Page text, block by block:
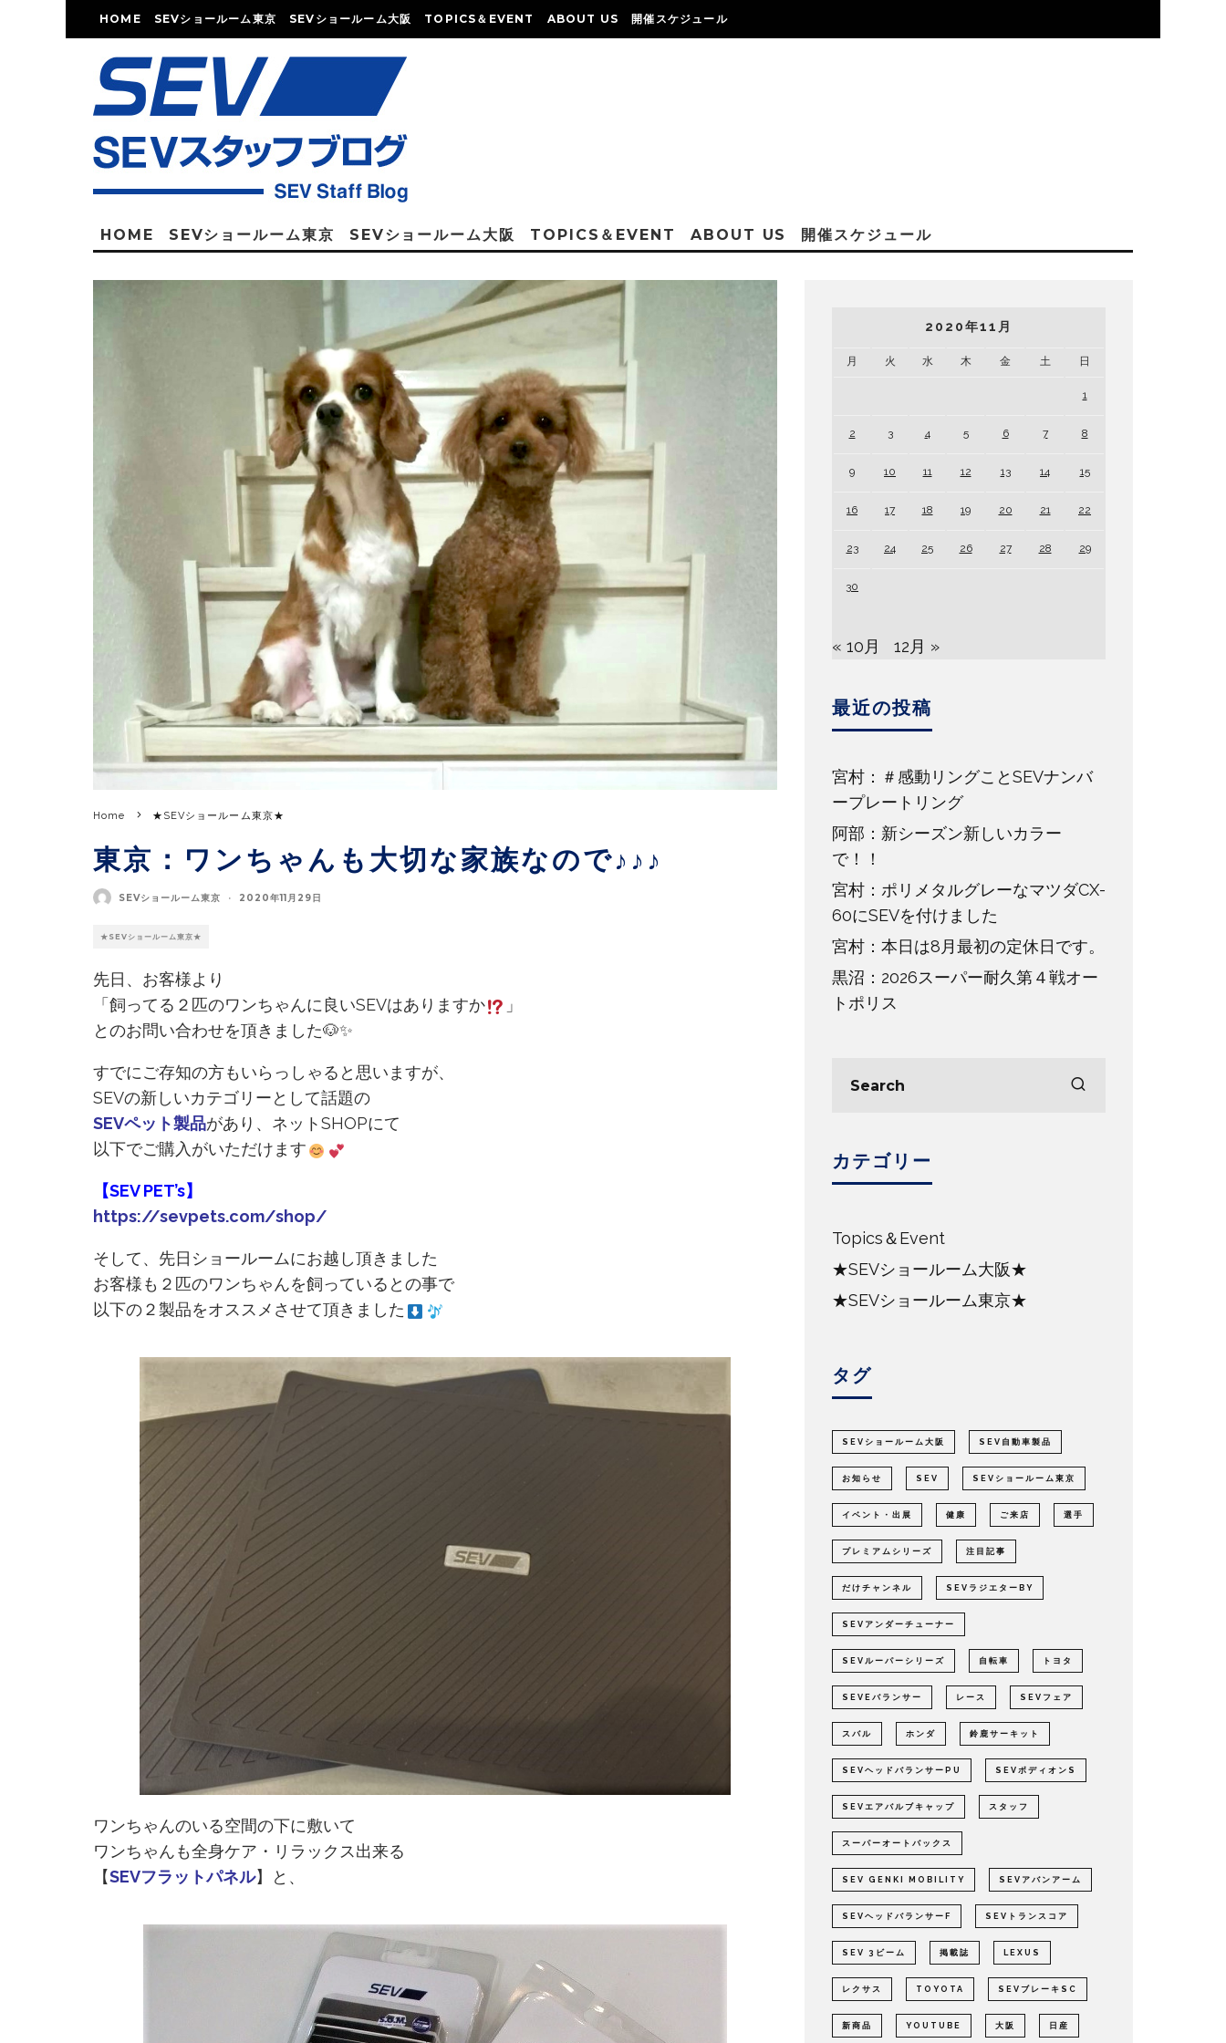
HOME SEVショールーム東京 SEVショールーム大阪 TOPICS＆EVENT ABOUT US 開催スケジュール
HOME SEVショールーム東京 SEVショールーム大阪 TOPICS＆EVENT ABOUT US 開催スケジュール
Home ★SEVショールーム東京★
東京：ワンちゃんも大切な家族なので♪♪♪
SEVショールーム東京 · 2020年11月29日
★SEVショールーム東京★
先日、お客様より
「飼ってる２匹のワンちゃんに良いSEVはありますか
」
とのお問い合わせを頂きました🐶✨
すでにご存知の方もいらっしゃると思いますが、
SEVの新しいカテゴリーとして話題の
SEVペット製品があり、ネットSHOPにて
以下でご購入がいただけます
【SEV PET’s】
https://sevpets.com/shop/
そして、先日ショールームにお越し頂きました
お客様も２匹のワンちゃんを飼っているとの事で
以下の２製品をオススメさせて頂きました
ワンちゃんのいる空間の下に敷いて
ワンちゃんも全身ケア・リラックス出来る
【SEVフラットパネル】と、
2020年11月
月 火 水 木 金 土 日
1
2 3 4 5 6 7 8
9 10 11 12 13 14 15
16 17 18 19 20 21 22
23 24 25 26 27 28 29
30
« 10月 12月 »
最近の投稿
宮村：＃感動リングことSEVナンバ
ープレートリング
阿部：新シーズン新しいカラー
で！！
宮村：ポリメタルグレーなマツダCX-
60にSEVを付けました
宮村：本日は8月最初の定休日です。
黒沼：2026スーパー耐久第４戦オー
トポリス
カテゴリー
Topics＆Event
★SEVショールーム大阪★
★SEVショールーム東京★
タグ
SEVショールーム大阪 SEV自動車製品
お知らせ SEV SEVショールーム東京
イベント・出展 健康 ご来店 選手
プレミアムシリーズ 注目記事
だけチャンネル SEVラジエターBY
SEVアンダーチューナー
SEVルーパーシリーズ 自転車 トヨタ
SEVEバランサー レース SEVフェア
スバル ホンダ 鈴鹿サーキット
SEVヘッドバランサーPU SEVボディオンS
SEVエアバルブキャップ スタッフ
スーパーオートバックス
SEV GENKI MOBILITY SEVアバンアーム
SEVヘッドバランサーF SEVトランスコア
SEV 3ビーム 掲載誌 LEXUS
レクサス TOYOTA SEVブレーキSC
新商品 YOUTUBE 大阪 日産